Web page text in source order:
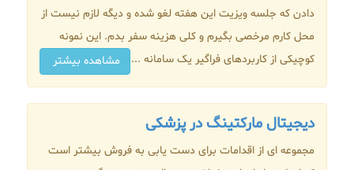
دادن که جلسه ویزیت این هفته لغو شده و دیگه لازم نیست از
محل کارم مرخصی بگیرم و کلی هزینه سفر بدم. این نمونه
کوچیکی از کاربردهای فراگیر یک سامانه ...
مشاهده بیشتر
دیجیتال مارکتینگ در پزشکی
مجموعه ای از اقدامات برای دست یابی به فروش بیشتر است